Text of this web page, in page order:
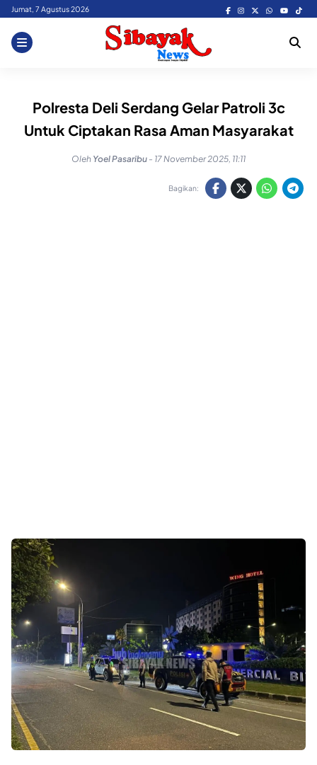
Skip
content
Jumat, 7 Agustus 2026
Polresta Deli Serdang Gelar Patroli 3c
Untuk Ciptakan Rasa Aman Masyarakat
Oleh Yoel Pasaribu - 17 November 2025, 11:11
Bagikan: